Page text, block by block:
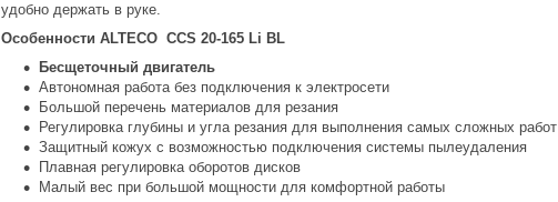
удобно держать в руке.
Особенности ALTECO CCS 20-165 Li BL
Бесщеточный двигатель
Автономная работа без подключения к электросети
Большой перечень материалов для резания
Регулировка глубины и угла резания для выполнения самых сложных работ
Защитный кожух с возможностью подключения системы пылеудаления
Плавная регулировка оборотов дисков
Малый вес при большой мощности для комфортной работы